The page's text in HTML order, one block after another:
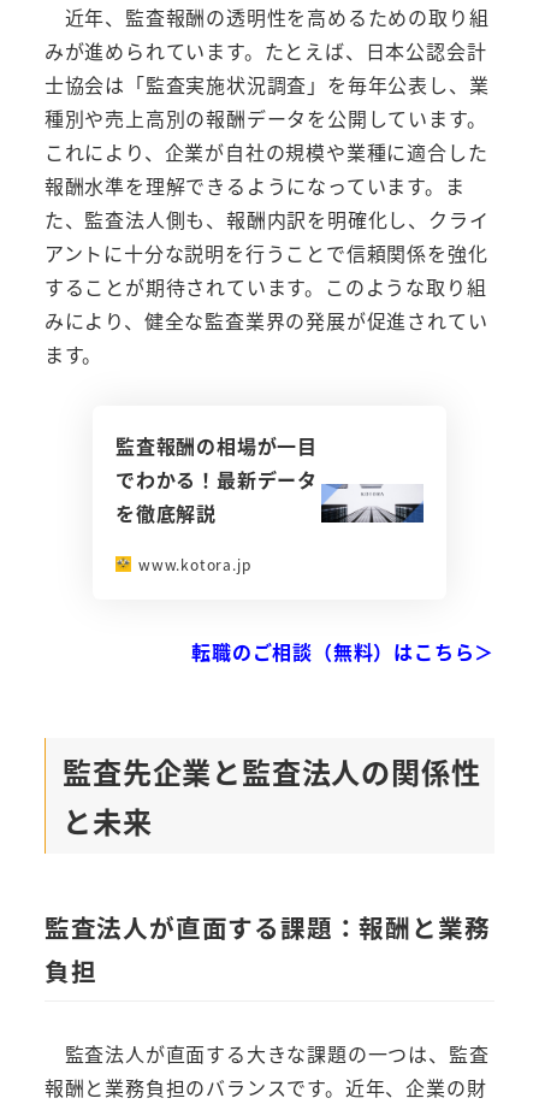
近年、監査報酬の透明性を高めるための取り組
みが進められています。たとえば、日本公認会計
士協会は「監査実施状況調査」を毎年公表し、業
種別や売上高別の報酬データを公開しています。
これにより、企業が自社の規模や業種に適合した
報酬水準を理解できるようになっています。ま
た、監査法人側も、報酬内訳を明確化し、クライ
アントに十分な説明を行うことで信頼関係を強化
することが期待されています。このような取り組
みにより、健全な監査業界の発展が促進されてい
ます。
監査報酬の相場が一目
でわかる！最新データ
を徹底解説
www.kotora.jp
転職のご相談（無料）はこちら＞
監査先企業と監査法人の関係性
と未来
監査法人が直面する課題：報酬と業務
負担
監査法人が直面する大きな課題の一つは、監査
報酬と業務負担のバランスです。近年、企業の財